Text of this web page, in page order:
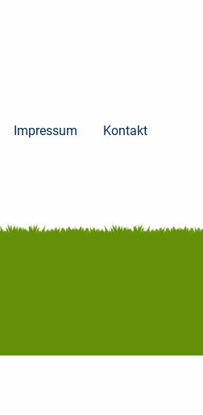
Impressum Kontakt